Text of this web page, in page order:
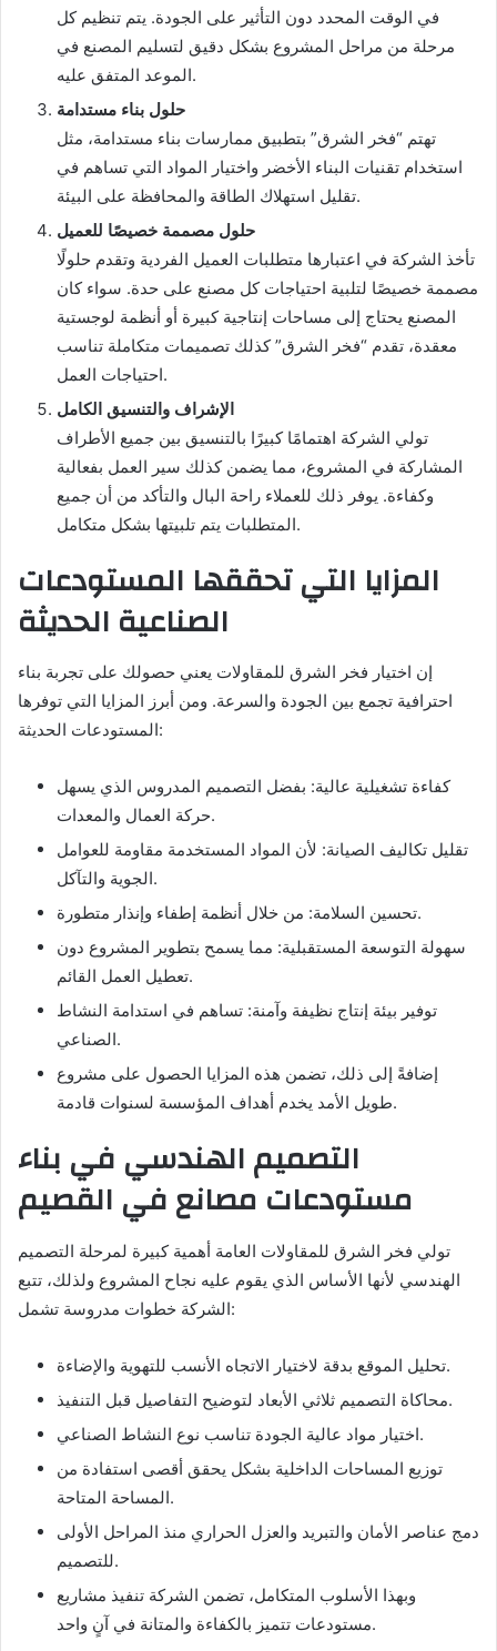
في الوقت المحدد دون التأثير على الجودة. يتم تنظيم كل
مرحلة من مراحل المشروع بشكل دقيق لتسليم المصنع في
الموعد المتفق عليه.
حلول بناء مستدامة
تهتم “فخر الشرق” بتطبيق ممارسات بناء مستدامة، مثل
استخدام تقنيات البناء الأخضر واختيار المواد التي تساهم في
تقليل استهلاك الطاقة والمحافظة على البيئة.
حلول مصممة خصيصًا للعميل
تأخذ الشركة في اعتبارها متطلبات العميل الفردية وتقدم حلولًا
مصممة خصيصًا لتلبية احتياجات كل مصنع على حدة. سواء كان
المصنع يحتاج إلى مساحات إنتاجية كبيرة أو أنظمة لوجستية
معقدة، تقدم “فخر الشرق” كذلك تصميمات متكاملة تناسب
احتياجات العمل.
الإشراف والتنسيق الكامل
تولي الشركة اهتمامًا كبيرًا بالتنسيق بين جميع الأطراف
المشاركة في المشروع، مما يضمن كذلك سير العمل بفعالية
وكفاءة. يوفر ذلك للعملاء راحة البال والتأكد من أن جميع
المتطلبات يتم تلبيتها بشكل متكامل.
المزايا التي تحققها المستودعات
الصناعية الحديثة
إن اختيار فخر الشرق للمقاولات يعني حصولك على تجربة بناء
احترافية تجمع بين الجودة والسرعة. ومن أبرز المزايا التي توفرها
المستودعات الحديثة:
كفاءة تشغيلية عالية: بفضل التصميم المدروس الذي يسهل
حركة العمال والمعدات.
تقليل تكاليف الصيانة: لأن المواد المستخدمة مقاومة للعوامل
الجوية والتآكل.
تحسين السلامة: من خلال أنظمة إطفاء وإنذار متطورة.
سهولة التوسعة المستقبلية: مما يسمح بتطوير المشروع دون
تعطيل العمل القائم.
توفير بيئة إنتاج نظيفة وآمنة: تساهم في استدامة النشاط
الصناعي.
إضافةً إلى ذلك، تضمن هذه المزايا الحصول على مشروع
طويل الأمد يخدم أهداف المؤسسة لسنوات قادمة.
التصميم الهندسي في بناء
مستودعات مصانع في القصيم
تولي فخر الشرق للمقاولات العامة أهمية كبيرة لمرحلة التصميم
الهندسي لأنها الأساس الذي يقوم عليه نجاح المشروع ولذلك، تتبع
الشركة خطوات مدروسة تشمل:
تحليل الموقع بدقة لاختيار الاتجاه الأنسب للتهوية والإضاءة.
محاكاة التصميم ثلاثي الأبعاد لتوضيح التفاصيل قبل التنفيذ.
اختيار مواد عالية الجودة تناسب نوع النشاط الصناعي.
توزيع المساحات الداخلية بشكل يحقق أقصى استفادة من
المساحة المتاحة.
دمج عناصر الأمان والتبريد والعزل الحراري منذ المراحل الأولى
للتصميم.
وبهذا الأسلوب المتكامل، تضمن الشركة تنفيذ مشاريع
مستودعات تتميز بالكفاءة والمتانة في آنٍ واحد.